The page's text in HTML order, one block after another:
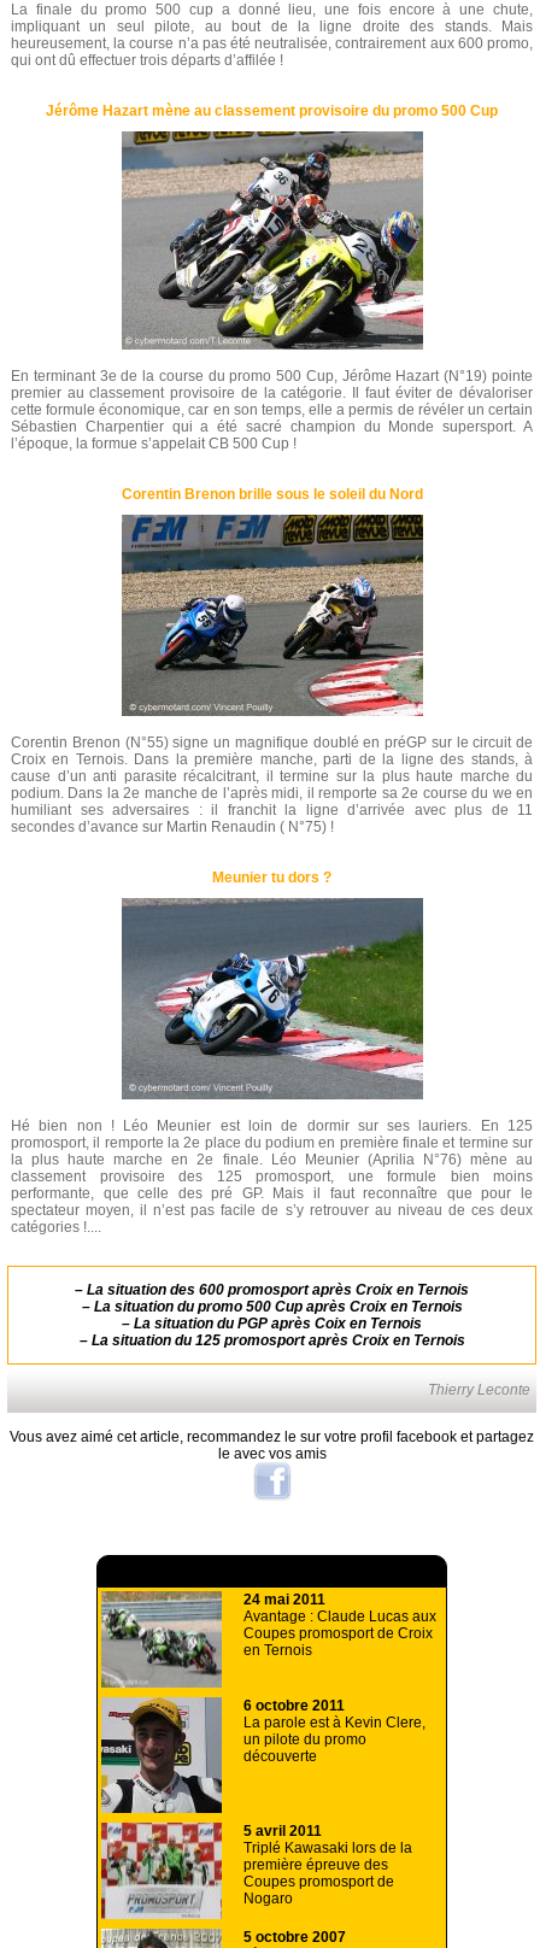
La finale du promo 500 cup a donné lieu, une fois encore à une chute,
impliquant un seul pilote, au bout de la ligne droite des stands. Mais
heureusement, la course n’a pas été neutralisée, contrairement aux 600 promo,
qui ont dû effectuer trois départs d’affilée !
Jérôme Hazart mène au classement provisoire du promo 500 Cup
En terminant 3e de la course du promo 500 Cup, Jérôme Hazart (N°19) pointe
premier au classement provisoire de la catégorie. Il faut éviter de dévaloriser
cette formule économique, car en son temps, elle a permis de révéler un certain
Sébastien Charpentier qui a été sacré champion du Monde supersport. A
l’époque, la formue s’appelait CB 500 Cup !
Corentin Brenon brille sous le soleil du Nord
Corentin Brenon (N°55) signe un magnifique doublé en préGP sur le circuit de
Croix en Ternois. Dans la première manche, parti de la ligne des stands, à
cause d’un anti parasite récalcitrant, il termine sur la plus haute marche du
podium. Dans la 2e manche de l’après midi, il remporte sa 2e course du we en
humiliant ses adversaires : il franchit la ligne d’arrivée avec plus de 11
secondes d’avance sur Martin Renaudin ( N°75) !
Meunier tu dors ?
Hé bien non ! Léo Meunier est loin de dormir sur ses lauriers. En 125
promosport, il remporte la 2e place du podium en première finale et termine sur
la plus haute marche en 2e finale. Léo Meunier (Aprilia N°76) mène au
classement provisoire des 125 promosport, une formule bien moins
performante, que celle des pré GP. Mais il faut reconnaître que pour le
spectateur moyen, il n’est pas facile de s’y retrouver au niveau de ces deux
catégories !....
– La situation des 600 promosport après Croix en Ternois
– La situation du promo 500 Cup après Croix en Ternois
– La situation du PGP après Coix en Ternois
– La situation du 125 promosport après Croix en Ternois
Thierry Leconte
Vous avez aimé cet article, recommandez le sur votre profil facebook et partagez
le avec vos amis
24 mai 2011
Avantage : Claude Lucas aux
Coupes promosport de Croix
en Ternois
6 octobre 2011
La parole est à Kevin Clere,
un pilote du promo
découverte
5 avril 2011
Triplé Kawasaki lors de la
première épreuve des
Coupes promosport de
Nogaro
5 octobre 2007